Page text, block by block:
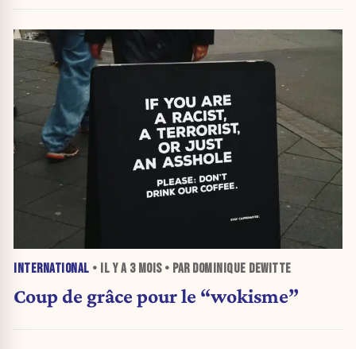
INTERNATIONAL • IL Y A 3 MOIS• PAR DOMINIQUE DEWITTE
Coup de grâce pour le “wokisme”